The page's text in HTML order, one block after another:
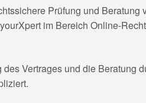
Prüfung und
im Bereich Online-
Vertrages und die Beratung